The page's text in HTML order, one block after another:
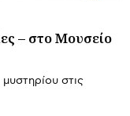
– στο Μουσείο
στις